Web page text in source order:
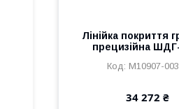
Лінійка покриття
прецизійна
M10907-
34 272 ₴